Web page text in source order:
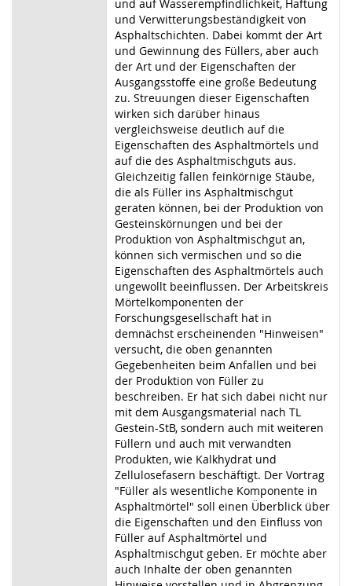
und auf Wasserempfindlichkeit, Haftung
und Verwitterungsbeständigkeit von
Asphaltschichten. Dabei kommt der Art
und Gewinnung des Füllers, aber auch
der Art und der Eigenschaften der
Ausgangsstoffe eine große Bedeutung
zu. Streuungen dieser Eigenschaften
wirken sich darüber hinaus
vergleichsweise deutlich auf die
Eigenschaften des Asphaltmörtels und
auf die des Asphaltmischguts aus.
Gleichzeitig fallen feinkörnige Stäube,
die als Füller ins Asphaltmischgut
geraten können, bei der Produktion von
Gesteinskörnungen und bei der
Produktion von Asphaltmischgut an,
können sich vermischen und so die
Eigenschaften des Asphaltmörtels auch
ungewollt beeinflussen. Der Arbeitskreis
Mörtelkomponenten der
Forschungsgesellschaft hat in
demnächst erscheinenden "Hinweisen"
versucht, die oben genannten
Gegebenheiten beim Anfallen und bei
der Produktion von Füller zu
beschreiben. Er hat sich dabei nicht nur
mit dem Ausgangsmaterial nach TL
Gestein-StB, sondern auch mit weiteren
Füllern und auch mit verwandten
Produkten, wie Kalkhydrat und
Zellulosefasern beschäftigt. Der Vortrag
"Füller als wesentliche Komponente in
Asphaltmörtel" soll einen Überblick über
die Eigenschaften und den Einfluss von
Füller auf Asphaltmörtel und
Asphaltmischgut geben. Er möchte aber
auch Inhalte der oben genannten